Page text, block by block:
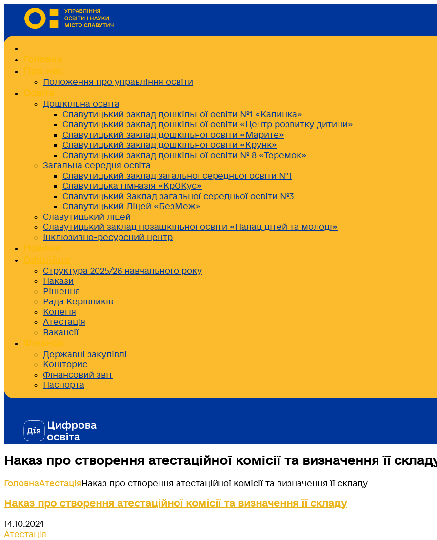
Головна
Про нас
Положення про управління освіти
Освіта
Дошкільна освіта
Славутицький заклад дошкільної освіти №1 «Калинка»
Славутицький заклад дошкільної освіти «Центр розвитку дитини»
Славутицький заклад дошкільної освіти «Марите»
Славутицький заклад дошкільної освіти «Крунк»
Славутицький заклад дошкільної освіти № 8 «Теремок»
Загальна середня освіта
Славутицький заклад загальної середньої освіти №1
Славутицька гімназія «КрОКус»
Славутицький Заклад загальної середньої освіти №3
Славутицький Ліцей «БезМеж»
Славутицький ліцей
Славутицький заклад позашкільної освіти «Палац дітей та молоді»
Інклюзивно-ресурсний центр
Новини
Офіційно
Структура 2025/26 навчального року
Накази
Рішення
Рада Керівників
Колегія
Атестація
Вакансії
Фінанси
Державні закупівлі
Кошторис
Фінансовий звіт
Паспорта
Наказ про створення атестаційної комісії та визначення її
ГоловнаАтестаціяНаказ про створення атестаційної комісії та визначення її складу
Наказ про створення атестаційної комісії та визначення її складу
14.10.2024
Атестація